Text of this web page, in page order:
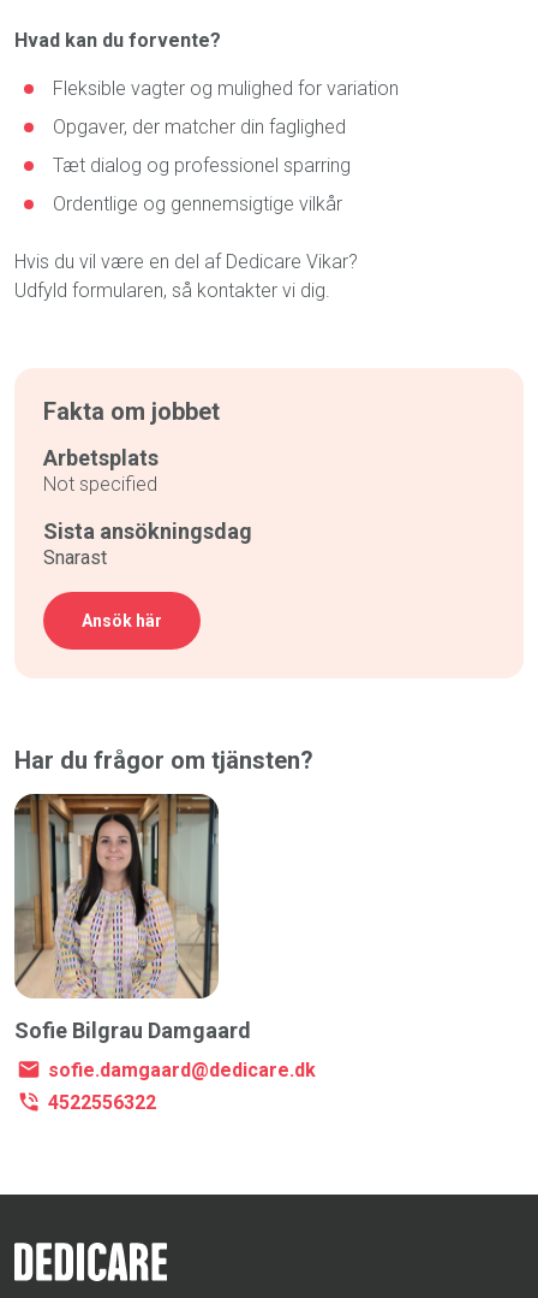
Hvad kan du forvente?
Fleksible vagter og mulighed for variation
Opgaver, der matcher din faglighed
Tæt dialog og professionel sparring
Ordentlige og gennemsigtige vilkår
Hvis du vil være en del af Dedicare Vikar?
Udfyld formularen, så kontakter vi dig.
Fakta om jobbet
Arbetsplats
Not specified
Sista ansökningsdag
Snarast
Ansök här
Har du frågor om tjänsten?
Sofie Bilgrau Damgaard
sofie.damgaard@dedicare.dk
4522556322